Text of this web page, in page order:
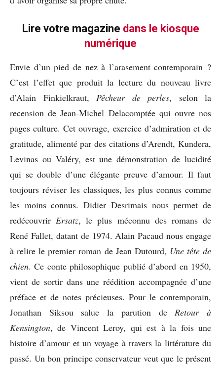
Lire votre magazine dans le kiosque
numérique
Envie d’un pied de nez à l’arasement contemporain ?
C’est l’effet que produit la lecture du nouveau livre
d’Alain Finkielkraut, Pêcheur de perles, selon la
recension de Jean-Michel Delacomptée qui ouvre nos
pages culture. Cet ouvrage, exercice d’admiration et de
gratitude, alimenté par des citations d’Arendt, Kundera,
Levinas ou Valéry, est une démonstration de lucidité
qui se double d’une élégante preuve d’amour. Il faut
toujours réviser les classiques, les plus connus comme
les moins connus. Didier Desrimais nous permet de
redécouvrir Ersatz, le plus méconnu des romans de
René Fallet, datant de 1974. Alain Pacaud nous engage
à relire le premier roman de Jean Dutourd, Une tête de
chien. Ce conte philosophique publié d’abord en 1950,
vient de sortir dans une réédition accompagnée d’une
préface et de notes précieuses. Pour le contemporain,
Jonathan Siksou salue la parution de Retour à
Kensington, de Vincent Leroy, qui est à la fois une
histoire d’amour et un voyage à travers la littérature du
passé. Un bon principe conservateur veut que le présent